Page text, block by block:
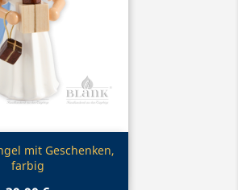
Vorschau
mit Geschenken,
farbig